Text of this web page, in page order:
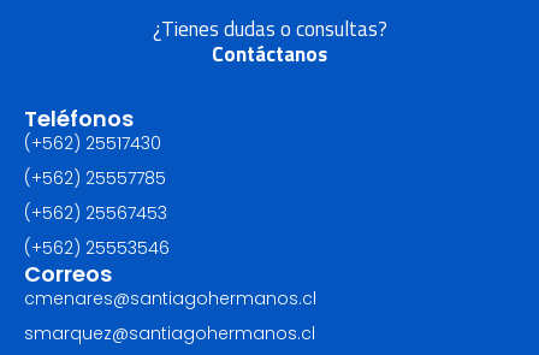
¿Tienes dudas o consultas?
Contáctanos
Teléfonos
(+562) 25517430‬
(+562) 25557785
(+562) 25567453‬
(+562) ‪25553546
Correos
cmenares@santiagohermanos.cl
smarquez@santiagohermanos.cl